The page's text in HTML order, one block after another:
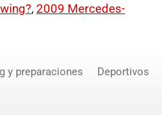
, 2009 Mercedes-
y preparaciones Deportivos